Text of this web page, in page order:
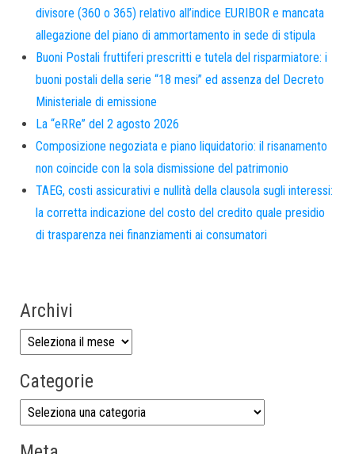
divisore (360 o 365) relativo all’indice EURIBOR e mancata
allegazione del piano di ammortamento in sede di stipula
Buoni Postali fruttiferi prescritti e tutela del risparmiatore: i
buoni postali della serie “18 mesi” ed assenza del Decreto
Ministeriale di emissione
La “eRRe” del 2 agosto 2026
Composizione negoziata e piano liquidatorio: il risanamento
non coincide con la sola dismissione del patrimonio
TAEG, costi assicurativi e nullità della clausola sugli interessi:
la corretta indicazione del costo del credito quale presidio
di trasparenza nei finanziamenti ai consumatori
Archivi
Categorie